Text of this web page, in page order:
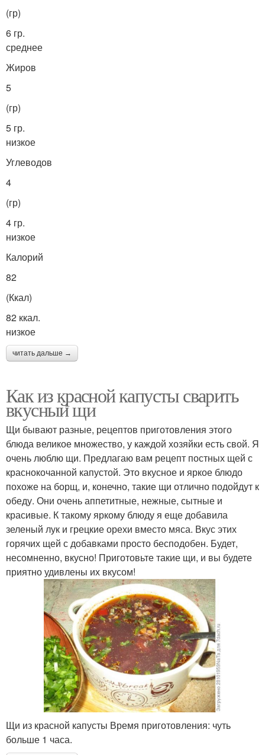
(гр)
6 гр.
среднее
Жиров
5
(гр)
5 гр.
низкое
Углеводов
4
(гр)
4 гр.
низкое
Калорий
82
(Ккал)
82 ккал.
низкое
читать дальше →
Как из красной капусты сварить
вкусный щи
Щи бывают разные, рецептов приготовления этого
блюда великое множество, у каждой хозяйки есть свой. Я
очень люблю щи. Предлагаю вам рецепт постных щей с
краснокочанной капустой. Это вкусное и яркое блюдо
похоже на борщ, и, конечно, такие щи отлично подойдут к
обеду. Они очень аппетитные, нежные, сытные и
красивые. К такому яркому блюду я еще добавила
зеленый лук и грецкие орехи вместо мяса. Вкус этих
горячих щей с добавками просто бесподобен. Будет,
несомненно, вкусно! Приготовьте такие щи, и вы будете
приятно удивлены их вкусом!
Щи из красной капусты Время приготовления: чуть
больше 1 часа.